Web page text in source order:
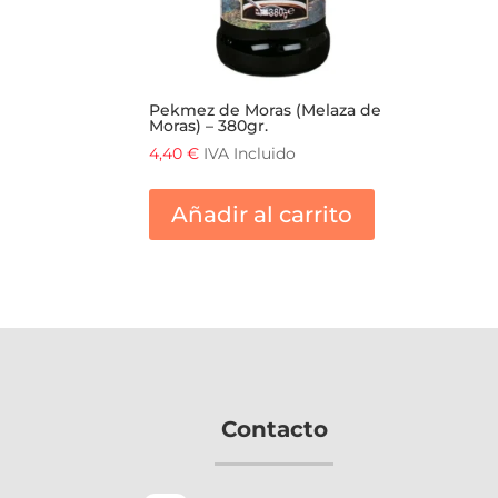
Pekmez de Moras (Melaza de
Moras) – 380gr.
4,40€ IVA Incluido
Añadir al carrito
Contacto